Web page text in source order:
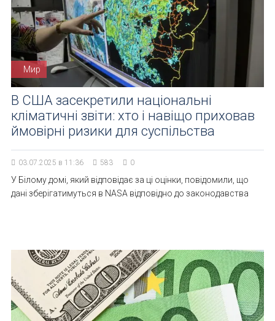
Мир
В США засекретили національні
кліматичні звіти: хто і навіщо приховав
ймовірні ризики для суспільства
03.07.2025 в 11:36 583 0
У Білому домі, який відповідає за ці оцінки, повідомили, що
дані зберігатимуться в NASA відповідно до законодавства